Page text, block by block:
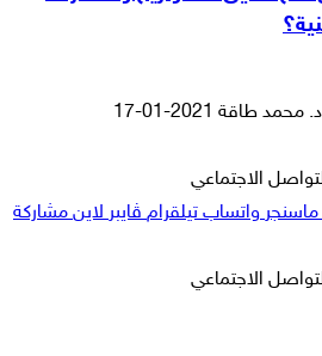
د. محمد طاقة أرسل
إلكترونيا
2021-01-17
الاجتماعي
ماسنجر واتساب تيلقرام ڤايبر لاين مشاركة
الاجتماعي